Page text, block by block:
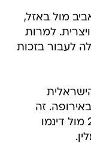
מול באזל,
למרות
לעבור בזכות
חוץ באירופה. זה
קרה במוקדמות גביע אופ"א ב-2001 מול דינמו